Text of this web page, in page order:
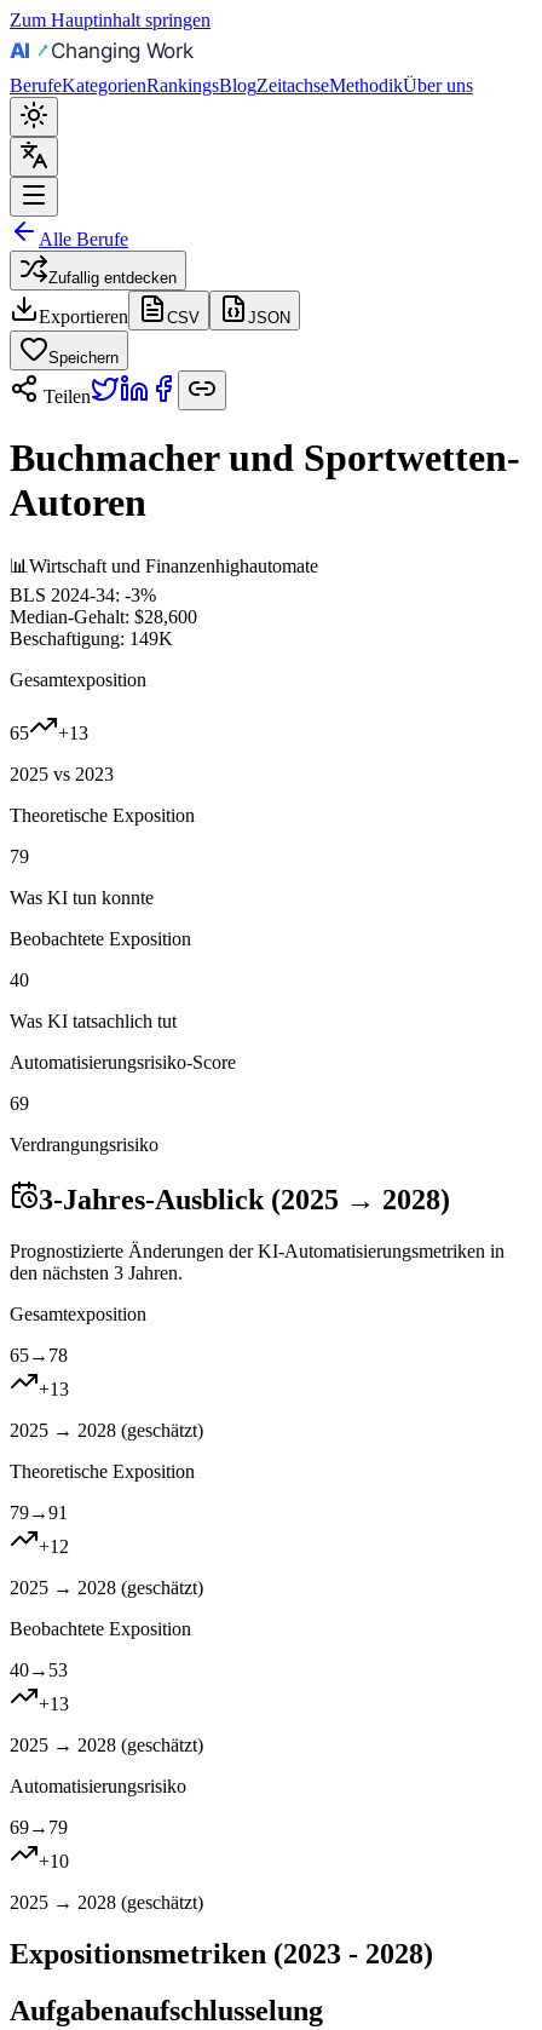
Zum Hauptinhalt springen
BerufeKategorienRankingsBlogZeitachseMethodikÜber uns
Alle Berufe
Zufallig entdecken
Exportieren CSV JSON
Speichern
Teilen
Buchmacher und Sportwetten-
Autoren
📊 Wirtschaft und Finanzenhighautomate
BLS 2024-34: -3%
Median-Gehalt: $28,600
Beschaftigung: 149K
Gesamtexposition
65 +13
2025 vs 2023
Theoretische Exposition
79
Was KI tun konnte
Beobachtete Exposition
40
Was KI tatsachlich tut
Automatisierungsrisiko-Score
69
Verdrangungsrisiko
3-Jahres-Ausblick (2025 → 2028)
Prognostizierte Änderungen der KI-Automatisierungsmetriken in
den nächsten 3 Jahren.
Gesamtexposition
65→ 78
+13
2025 → 2028 (geschätzt)
Theoretische Exposition
79→91
+12
2025 → 2028 (geschätzt)
Beobachtete Exposition
40→ 53
+13
2025 → 2028 (geschätzt)
Automatisierungsrisiko
69→ 79
+10
2025 → 2028 (geschätzt)
Expositionsmetriken (2023 - 2028)
Aufgabenaufschlusselung